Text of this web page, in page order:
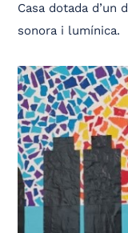
Casa dotada d’un
sonora i lumínica.